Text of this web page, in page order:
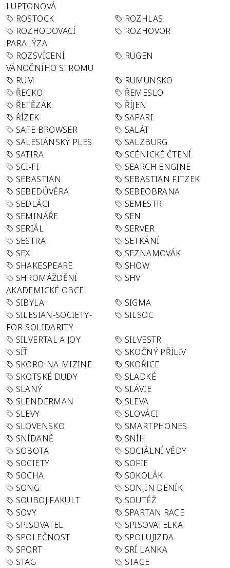
LUPTONOVÁ
ROSTOCK
ROZHLAS
ROZHODOVACÍ
PARALÝZA
ROZHOVOR
ROZSVÍCENÍ
VÁNOČNÍHO STROMU
RÜGEN
RUM
RUMUNSKO
ŘECKO
ŘEMESLO
ŘETĚZÁK
ŘÍJEN
ŘÍZEK
SAFARI
SAFE BROWSER
SALÁT
SALESIÁNSKÝ PLES
SALZBURG
SATIRA
SCÉNICKÉ ČTENÍ
SCI-FI
SEARCH ENGINE
SEBASTIAN
SEBASTIAN FITZEK
SEBEDŮVĚRA
SEBEOBRANA
SEDLÁCI
SEMESTR
SEMINÁŘE
SEN
SERIÁL
SERVER
SESTRA
SETKÁNÍ
SEX
SEZNAMOVÁK
SHAKESPEARE
SHOW
SHROMÁŽDĚNÍ
AKADEMICKÉ OBCE
SHV
SIBYLA
SIGMA
SILESIAN-SOCIETY-
FOR-SOLIDARITY
SILSOC
SILVERTAL A JOY
SILVESTR
SÍŤ
SKOČNÝ PŘÍLIV
SKORO-NA-MIZINE
SKOŘICE
SKOTSKÉ DUDY
SLADKÉ
SLANÝ
SLÁVIE
SLENDERMAN
SLEVA
SLEVY
SLOVÁCI
SLOVENSKO
SMARTPHONES
SNÍDANĚ
SNÍH
SOBOTA
SOCIÁLNÍ VĚDY
SOCIETY
SOFIE
SOCHA
SOKOLÁK
SONG
SONJIN DENÍK
SOUBOJ FAKULT
SOUTĚŽ
SOVY
SPARTAN RACE
SPISOVATEL
SPISOVATELKA
SPOLEČNOST
SPOLUJIZDA
SPORT
SRÍ LANKA
STAG
STAGE